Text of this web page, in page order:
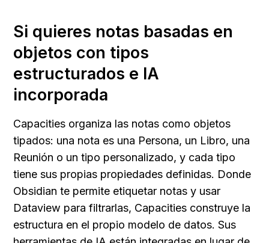
Si quieres notas basadas en
objetos con tipos
estructurados e IA
incorporada
Capacities organiza las notas como objetos
tipados: una nota es una Persona, un Libro, una
Reunión o un tipo personalizado, y cada tipo
tiene sus propias propiedades definidas. Donde
Obsidian te permite etiquetar notas y usar
Dataview para filtrarlas, Capacities construye la
estructura en el propio modelo de datos. Sus